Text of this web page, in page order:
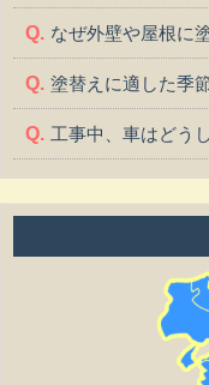
なぜ外壁や屋根に
塗替えに適した季
工事中、車はどう
工事中、気になる
よいですか？
工事中は留守をし
施工後の保証はど
作業時間は何時か